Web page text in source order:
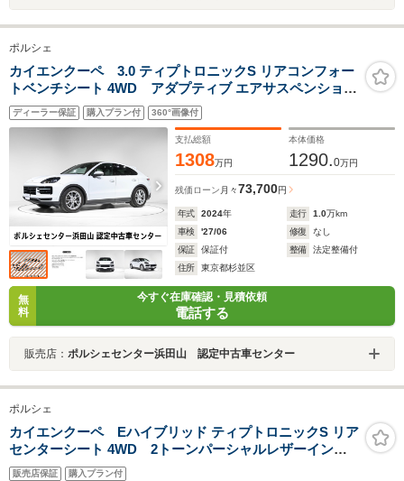
ポルシェ
カイエンクーペ 3.0 ティプトロニックS リアコンフォー
トベンチシート 4WD アダプティブ エアサスペンション
PASM BOSEサラウンドサウンドシステム シートベンチ
レーション 14 way 電動コンフォートシートメモリー
PKG 20インチCayenneSホイール RCベンチシート プラ
ディーラー保証 購入プラン付 360°画像付
支払総額
1308万円
本体価格
1290.0万円
残価ローン 月々73,700円
年式 2024年 走行 1.0万km
車検
'27/06 修復
なし
保証
保証付 整備
法定整備付
住所
東京都杉並区
無
料
今すぐ在庫確認・見積依頼
電話する
販売店： ポルシェセンター浜田山 認定中古車センター
ポルシェ
カイエンクーペ Eハイブリッド ティプトロニックS リア
センターシート 4WD 2トーンパーシャルレザーインテ
リア スポーツデザインフロントエプロン LEDヘッドライ
販売店保証 購入プラン付